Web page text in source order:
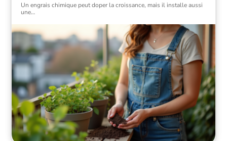
Un engrais chimique peut doper la croissance, mais il installe aussi
une…